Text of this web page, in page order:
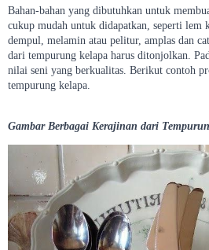
Bahan-bahan yang dibutuhkan untuk
cukup mudah untuk didapatkan, seperti lem
dempul, melamin atau pelitur, amplas dan
dari tempurung kelapa harus ditonjolkan.
nilai seni yang berkualitas. Berikut contoh
tempurung kelapa.
Gambar Berbagai Kerajinan dari